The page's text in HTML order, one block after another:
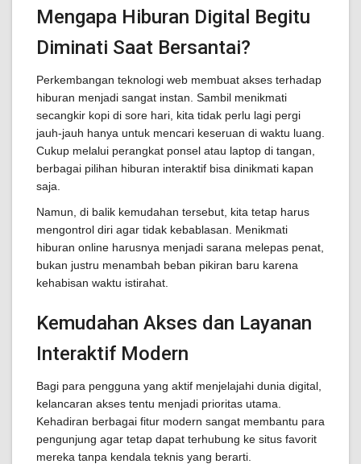
Mengapa Hiburan Digital Begitu
Diminati Saat Bersantai?
Perkembangan teknologi web membuat akses terhadap
hiburan menjadi sangat instan. Sambil menikmati
secangkir kopi di sore hari, kita tidak perlu lagi pergi
jauh-jauh hanya untuk mencari keseruan di waktu luang.
Cukup melalui perangkat ponsel atau laptop di tangan,
berbagai pilihan hiburan interaktif bisa dinikmati kapan
saja.
Namun, di balik kemudahan tersebut, kita tetap harus
mengontrol diri agar tidak kebablasan. Menikmati
hiburan online harusnya menjadi sarana melepas penat,
bukan justru menambah beban pikiran baru karena
kehabisan waktu istirahat.
Kemudahan Akses dan Layanan
Interaktif Modern
Bagi para pengguna yang aktif menjelajahi dunia digital,
kelancaran akses tentu menjadi prioritas utama.
Kehadiran berbagai fitur modern sangat membantu para
pengunjung agar tetap dapat terhubung ke situs favorit
mereka tanpa kendala teknis yang berarti.